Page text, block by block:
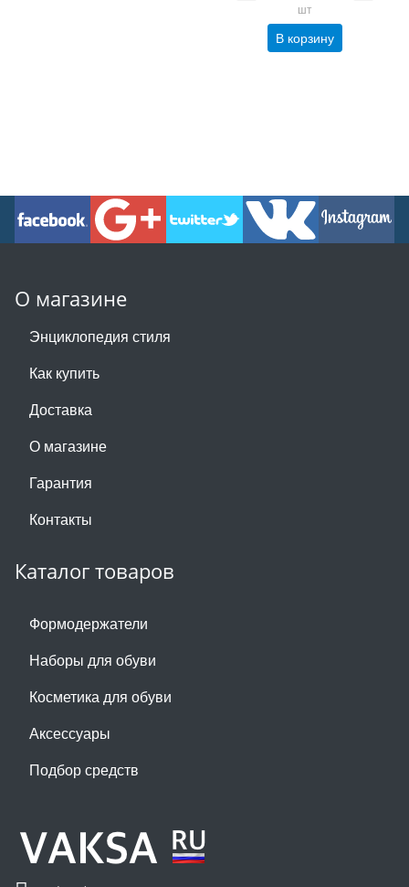
шт
В корзину
О магазине
Энциклопедия стиля
Как купить
Доставка
О магазине
Гарантия
Контакты
Каталог товаров
Формодержатели
Наборы для обуви
Косметика для обуви
Аксессуары
Подбор средств